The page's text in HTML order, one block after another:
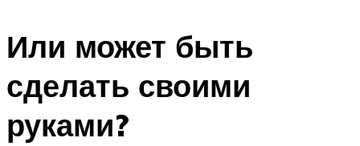
Или может быть
сделать своими
руками?